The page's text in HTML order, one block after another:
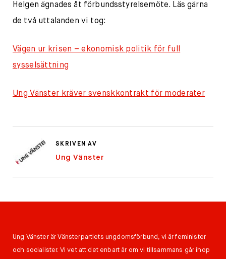
Helgen ägnades åt förbundsstyrelsemöte. Läs gärna
de två uttalanden vi tog:
Vägen ur krisen – ekonomisk politik för full
sysselsättning
Ung Vänster kräver svenskkontrakt för moderater
SKRIVEN AV
Ung Vänster
Ung Vänster är Vänsterpartiets ungdomsförbund, vi är feminister
och socialister. Vi vet att det enbart är om vi tillsammans går ihop